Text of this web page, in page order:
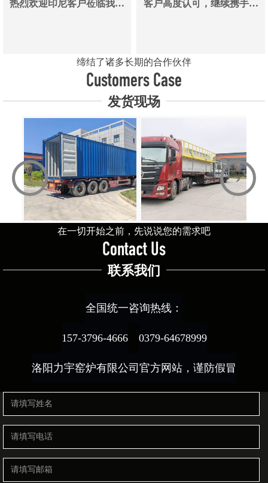
热烈欢迎印尼客户莅临我司
客户高度认可，继续携手同
缔结了诸多长期的合作伙伴
Customers Case
发货现场
‹ ›
在一切开始之前，先说说您的需求吧
Contact Us
联系我们
全国统一咨询热线：
157-3796-4666 0379-64678999
洛阳力宇窑炉有限公司官方网站，谨防假冒